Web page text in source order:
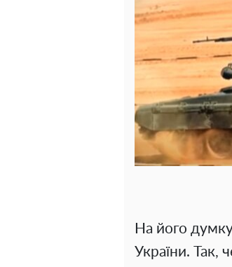
На його
України. Так,